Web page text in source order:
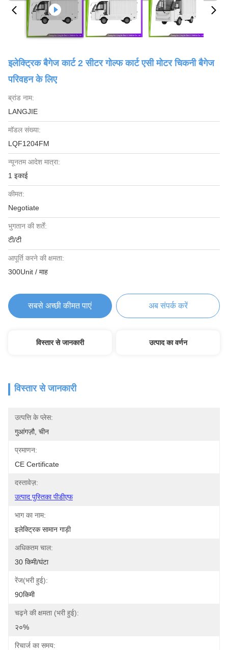
इलेक्ट्रिक बैगेज कार्ट 2 सीटर गोल्फ कार्ट एसी मोटर चिकनी बैगेज
परिवहन के लिए
ब्रांड नाम:
LANGJIE
मॉडल संख्या:
LQF1204FM
न्यूनतम आदेश मात्रा:
1 इकाई
कीमत:
Negotiate
भुगतान की शर्तें:
टी/टी
आपूर्ति करने की क्षमता:
300Unit / माह
सबसे अच्छी कीमत पाएं अब संपर्क करें
विस्तार से जानकारी उत्पाद का वर्णन
विस्तार से जानकारी
उत्पत्ति के प्लेस:
गुआंगज़ौ, चीन
प्रमाणन:
CE Certificate
दस्तावेज़:
उत्पाद पुस्तिका पीडीएफ
भाग का नाम:
इलेक्ट्रिक सामान गाड़ी
अधिकतम चाल:
30 किमी/घंटा
रेंज(भरी हुई):
90किमी
चढ़ने की क्षमता (भरी हुई):
२०%
रिचार्ज का समय: